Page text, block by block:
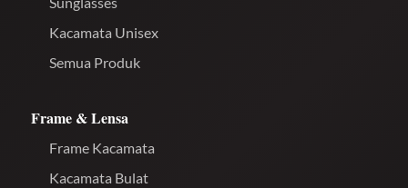
Kacamata Unisex
Semua Produk
Frame & Lensa
Frame Kacamata
Kacamata Bulat